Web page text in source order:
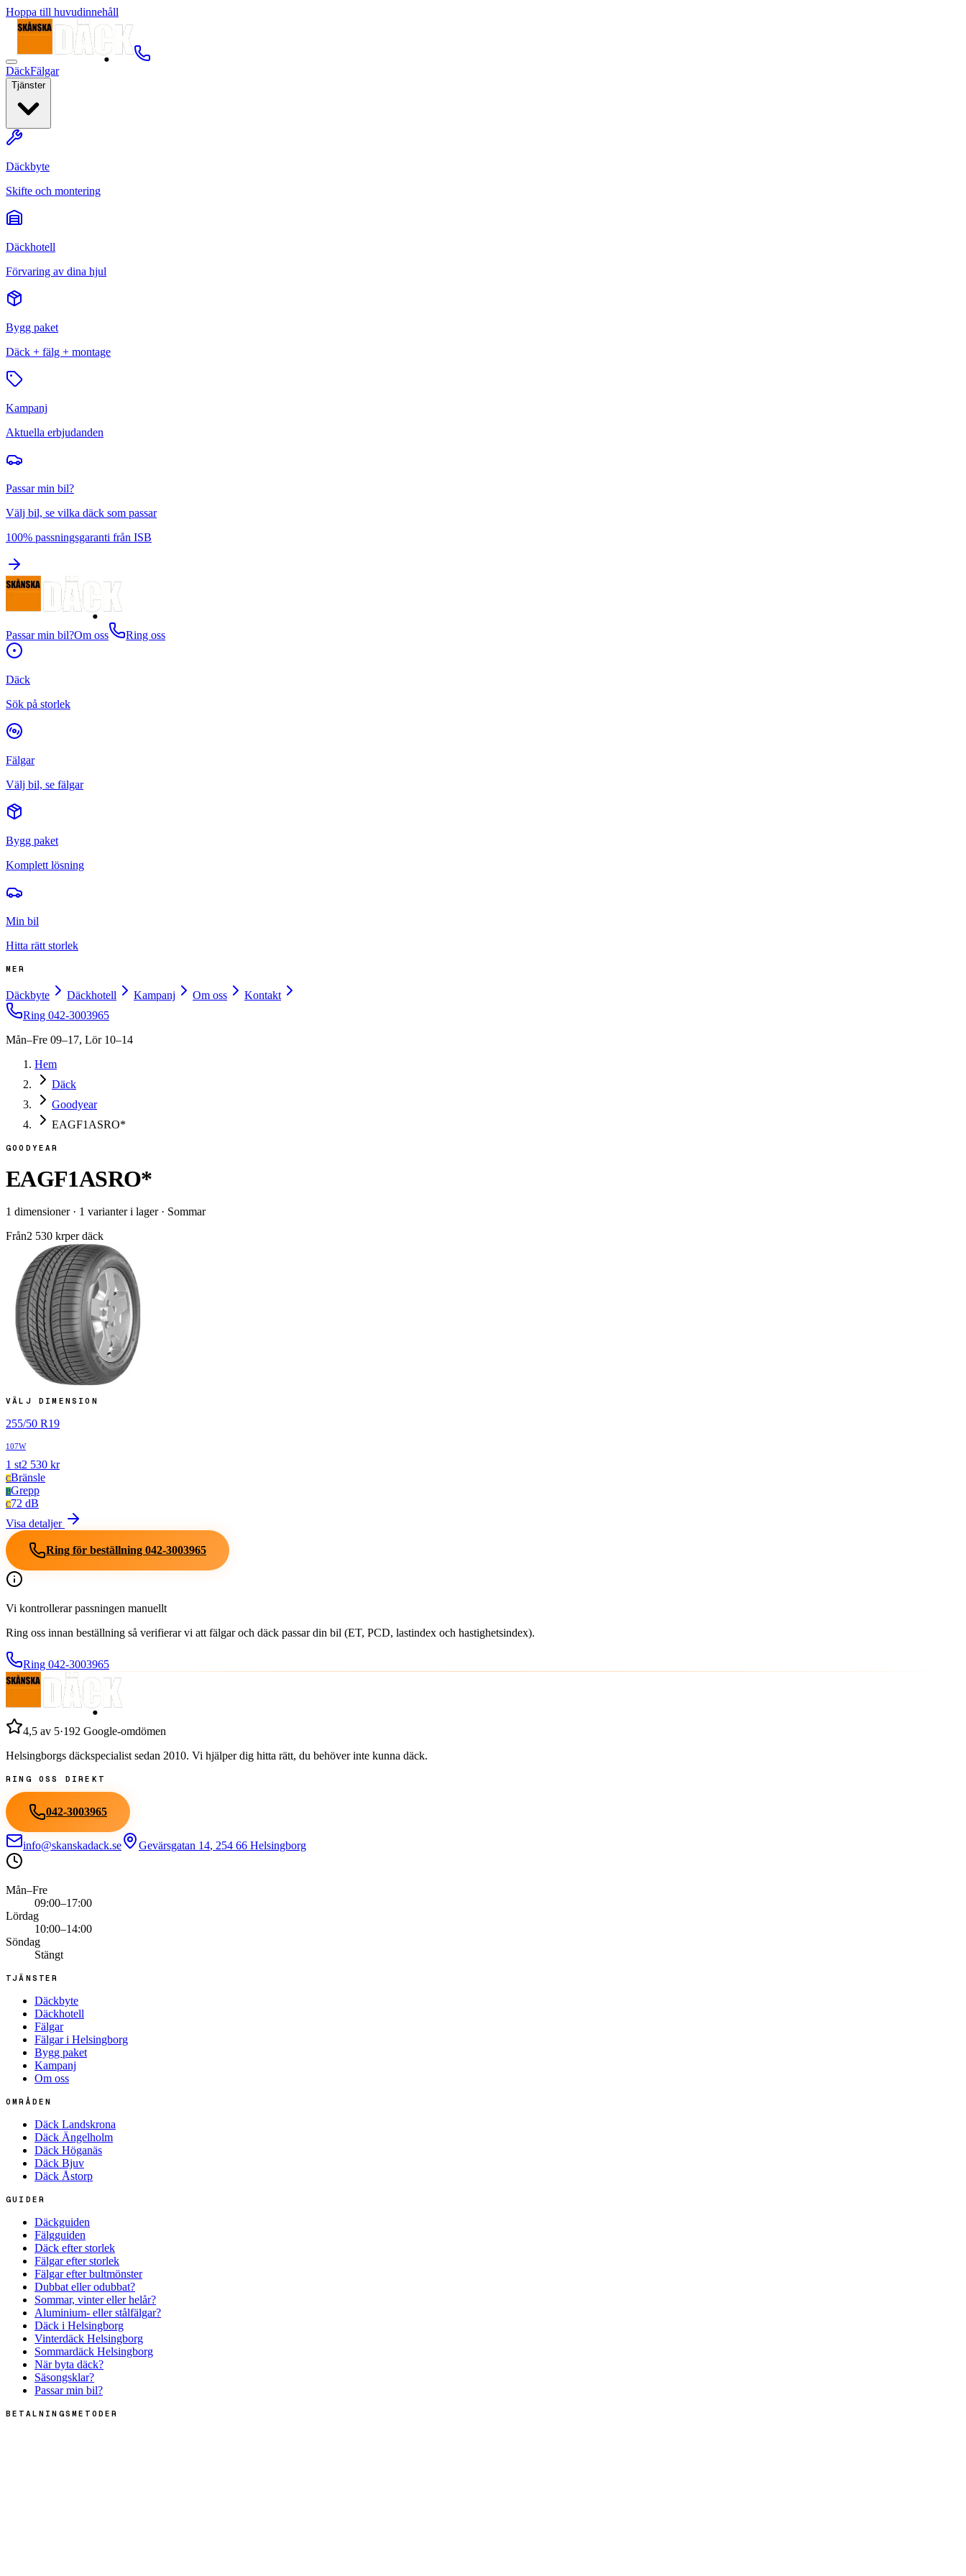
Hoppa till huvudinnehåll
DäckFälgar
Tjänster
Däckbyte
Skifte och montering
Däckhotell
Förvaring av dina hjul
Bygg paket
Däck + fälg + montage
Kampanj
Aktuella erbjudanden
Passar min bil?
Välj bil, se vilka däck som passar
100% passningsgaranti från ISB
Passar min bil?Om oss Ring oss
Däck
Sök på storlek
Fälgar
Välj bil, se fälgar
Bygg paket
Komplett lösning
Min bil
Hitta rätt storlek
MER
Däckbyte Däckhotell Kampanj Om oss
Kontakt
Ring 042-3003965
Mån–Fre 09–17, Lör 10–14
Hem
Däck
Goodyear
EAGF1ASRO*
GOODYEAR
EAGF1ASRO*
1 dimensioner· 1 varianter i lager· Sommar
Från2 530 krper däck
VÄLJ DIMENSION
255/50 R19
107W
1 st2 530 kr
CBränsle
BGrepp
C72 dB
Visa detaljer
Ring för beställning 042-3003965
Vi kontrollerar passningen manuellt
Ring oss innan beställning så verifierar vi att fälgar och däck passar din bil (ET, PCD, lastindex och hastighetsindex).
Ring 042-3003965
4,5 av 5·192 Google-omdömen
Helsingborgs däckspecialist sedan 2010. Vi hjälper dig hitta rätt, du behöver inte kunna däck.
RING OSS DIREKT
042-3003965
info@skanskadack.se Gevärsgatan 14, 254 66 Helsingborg
Mån–Fre
09:00–17:00
Lördag
10:00–14:00
Söndag
Stängt
TJÄNSTER
Däckbyte
Däckhotell
Fälgar
Fälgar i Helsingborg
Bygg paket
Kampanj
Om oss
OMRÅDEN
Däck Landskrona
Däck Ängelholm
Däck Höganäs
Däck Bjuv
Däck Åstorp
GUIDER
Däckguiden
Fälgguiden
Däck efter storlek
Fälgar efter storlek
Fälgar efter bultmönster
Dubbat eller odubbat?
Sommar, vinter eller helår?
Aluminium- eller stålfälgar?
Däck i Helsingborg
Vinterdäck Helsingborg
Sommardäck Helsingborg
När byta däck?
Säsongsklar?
Passar min bil?
BETALNINGSMETODER